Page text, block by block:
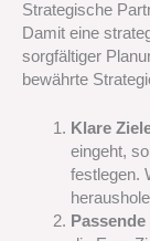
Strategische
Damit eine
sorgfältiger
bewährte
Klare
eingeht,
festlegen.